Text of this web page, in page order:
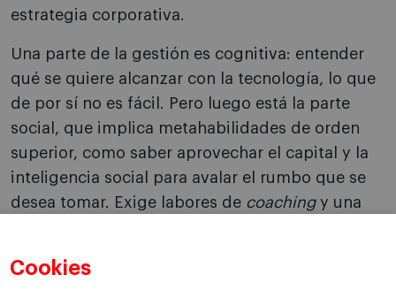
Cookies
estrategia corporativa.
Una parte de la gestión es cognitiva: entender
qué se quiere alcanzar con la tecnología, lo que
de por sí no es fácil. Pero luego está la parte
social, que implica metahabilidades de orden
superior, como saber aprovechar el capital y la
inteligencia social para avalar el rumbo que se
desea tomar. Exige labores de coachingy una
aceptar el cambio y avanzar en nuevas